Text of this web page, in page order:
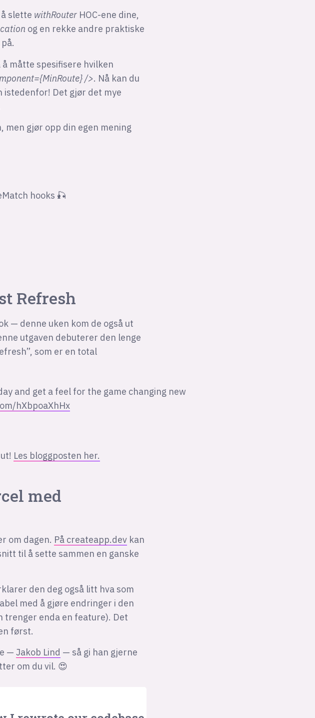
slette withRouter HOC-ene dine,
og en rekke andre praktiske
måtte spesifisere hvilken
/>. Nå kan du
istedenfor! Det gjør det mye
men gjør opp din egen mening
hooks 🎣
Refresh
— denne uken kom de også ut
utgaven debuterer den lenge
som er en total
and get a feel for the game changing new
hXbpoaXhHx
Les bloggposten her.
med
om dagen. På createapp.dev kan
til å sette sammen en ganske
den deg også litt hva som
med å gjøre endringer i den
enda en feature). Det
først.
— Jakob Lind — så gi han gjerne
om du vil. 😍